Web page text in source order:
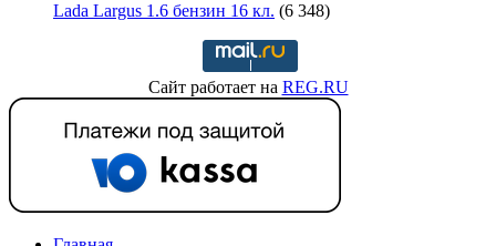
Lada Largus 1.6 бензин 16 кл. (6 348)
Сайт работает на REG.RU